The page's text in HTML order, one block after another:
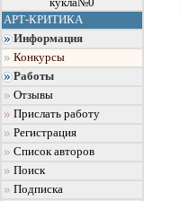
кукла№0
АРТ-КРИТИКА
Информация
Конкурсы
Работы
Отзывы
Прислать работу
Регистрация
Список авторов
Поиск
Подписка